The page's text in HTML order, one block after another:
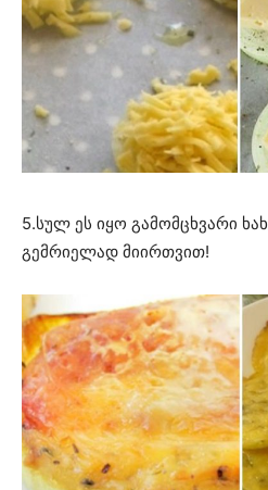
5.სულ ეს იყო გამომცხვარი
გემრიელად მიირთვით!